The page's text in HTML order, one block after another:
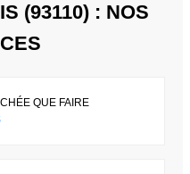
(93110) : NOS
QUE FAIRE